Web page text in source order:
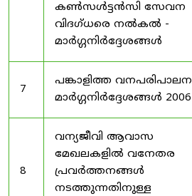
കൺസൾട്ടൻസി സേവന
വിദഗ്ധരെ നൽകൽ -
മാർഗ്ഗനിർദ്ദേശങ്ങൾ
7
പങ്കാളിത്ത വനപരിപാലന
മാർഗ്ഗനിർദ്ദേശങ്ങൾ 2006
8
വന്യജീവി ആവാസ
മേഖലകളിൽ വനേതര
പ്രവർത്തനങ്ങൾ
നടത്തുന്നതിനുള്ള